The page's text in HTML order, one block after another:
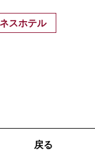
スホテル
戻る